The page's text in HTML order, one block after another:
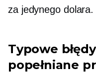
za jedynego dolara.
Typowe
popełniane